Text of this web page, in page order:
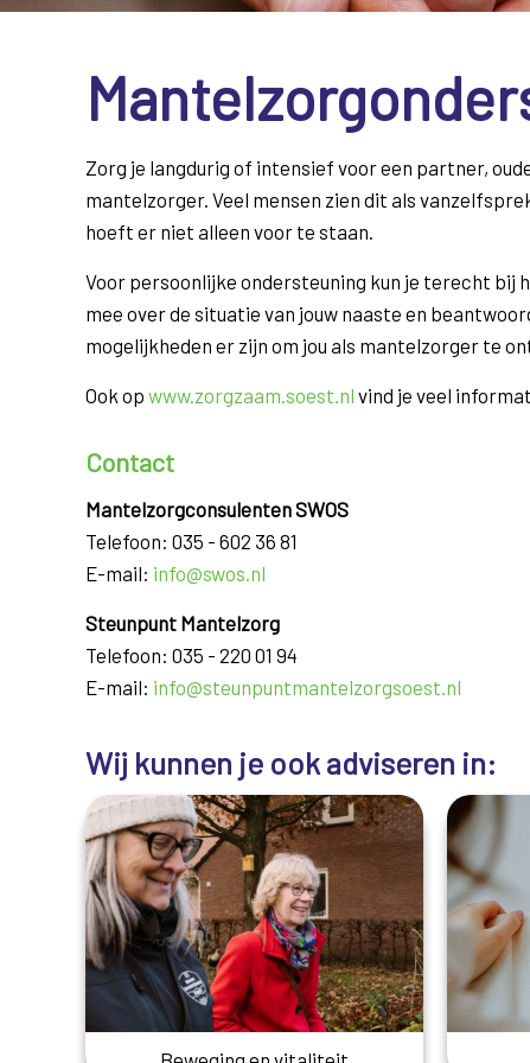
Zorg je langdurig of intensief voor een partner,
mantelzorger. Veel mensen zien dit als
hoeft er niet alleen voor te staan.
Voor persoonlijke ondersteuning kun je terecht bij
mee over de situatie van jouw naaste en
mogelijkheden er zijn om jou als mantelzorger te
Ook op www.zorgzaam.soest.nl vind je veel
Contact
Mantelzorgconsulenten SWOS
Telefoon: 035 - 602 36 81
E-mail: info@swos.nl
Steunpunt Mantelzorg
Telefoon: 035 - 220 01 94
E-mail: info@steunpuntmantelzorgsoest.nl
Wij kunnen je ook adviseren in: